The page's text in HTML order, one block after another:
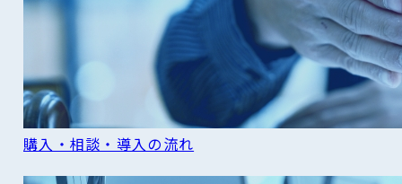
購入・相談・導入の流れ